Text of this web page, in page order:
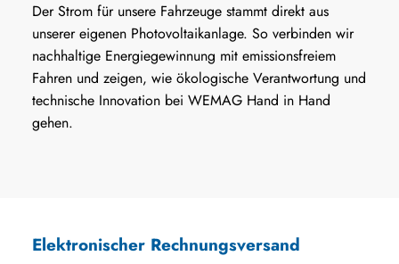
Der Strom für unsere Fahrzeuge stammt direkt aus
unserer eigenen Photovoltaikanlage. So verbinden wir
nachhaltige Energiegewinnung mit emissionsfreiem
Fahren und zeigen, wie ökologische Verantwortung und
technische Innovation bei WEMAG Hand in Hand
gehen.
Elektronischer Rechnungsversand